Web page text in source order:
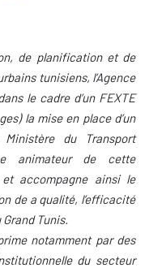
de planification et de
tunisiens, l’Agence
le cadre d’un FEXTE
la mise en place d’un
du Transport
animateur de cette
accompagne ainsi le
de a qualité, l’efficacité
Tunis.
notamment par des
du secteur